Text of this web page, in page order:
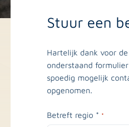
Stuur een
Hartelijk dank voor
onderstaand
spoedig mogelijk
opgenomen.
Betreft regio * *